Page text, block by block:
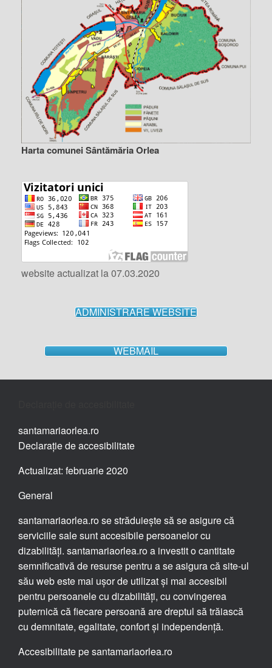
Harta comunei Sântămăria Orlea
website actualizat la 07.03.2020
ADMINISTRARE WEBSITE
WEBMAIL
santamariaorlea.ro
Declarație de accesibilitate
Actualizat: februarie 2020
General
santamariaorlea.ro se străduiește să se asigure că
serviciile sale sunt accesibile persoanelor cu
dizabilități. santamariaorlea.ro a investit o cantitate
semnificativă de resurse pentru a se asigura că site-ul
său web este mai ușor de utilizat și mai accesibil
pentru persoanele cu dizabilități, cu convingerea
puternică că fiecare persoană are dreptul să trăiască
cu demnitate, egalitate, confort și independență.
Accesibilitate pe santamariaorlea.ro